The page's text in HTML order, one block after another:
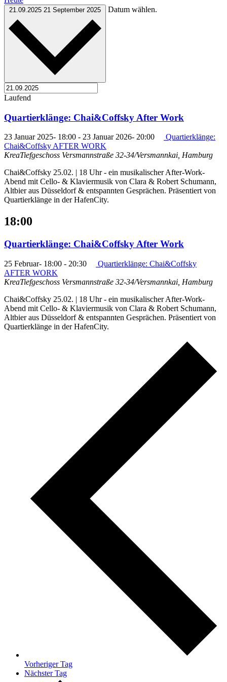
21.09.2025 21 September 2025 Datum wählen.
Laufend
Quartierklänge: Chai&Coffsky After Work
23 Januar 2025- 18:00 - 23 Januar 2026- 20:00
Quartierklänge:
Chai&Coffsky AFTER WORK
KreaTiefgeschoss Versmannstraße 32-34/Versmannkai, Hamburg
Chai&Coffsky 25.02. | 18 Uhr - ein musikalischer After-Work-
Abend mit Cello- & Klaviermusik von Clara & Robert Schumann,
Altbier aus Düsseldorf & entspannten Gesprächen. Präsentiert von
Quartierklänge in der HafenCity.
18:00
Quartierklänge: Chai&Coffsky After Work
25 Februar- 18:00 - 20:30
Quartierklänge: Chai&Coffsky
AFTER WORK
KreaTiefgeschoss Versmannstraße 32-34/Versmannkai, Hamburg
Chai&Coffsky 25.02. | 18 Uhr - ein musikalischer After-Work-
Abend mit Cello- & Klaviermusik von Clara & Robert Schumann,
Altbier aus Düsseldorf & entspannten Gesprächen. Präsentiert von
Quartierklänge in der HafenCity.
Vorheriger Tag
Nächster Tag